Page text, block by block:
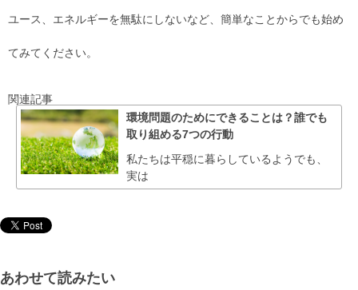
ユース、エネルギーを無駄にしないなど、簡単なことからでも始め
てみてください。
関連記事
環境問題のためにできることは？誰でも
取り組める7つの行動
私たちは平穏に暮らしているようでも、
実は
あわせて読みたい